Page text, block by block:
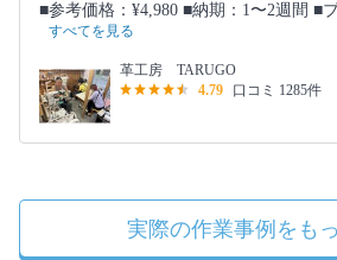
■参考価格：¥4,980 ■納期：1〜2週間 ■
すべてを見る
革工房 TARUGO
4.79
口コミ 1285件
実際の作業事例をも